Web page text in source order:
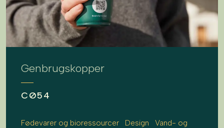
Genbrugskopper
CØ54
Fødevarer og bioressourcer Design
Vand- og